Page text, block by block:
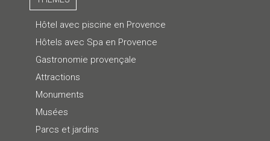
Hôtel avec piscine en Provence
Hôtels avec Spa en Provence
Gastronomie provençale
Attractions
Monuments
Musées
Parcs et jardins